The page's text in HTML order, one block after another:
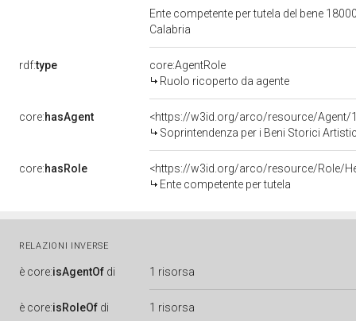
Ente competente per tutela del bene
Calabria
rdf:type
core:AgentRole
Ruolo ricoperto da agente
core:hasAgent
<https://w3id.org/arco/resource/Agent/
Soprintendenza per i Beni Storici
core:hasRole
<https://w3id.org/arco/resource/Role/
Ente competente per tutela
RELAZIONI INVERSE
è core:isAgentOf di 1 risorsa
è core:isRoleOf di 1 risorsa